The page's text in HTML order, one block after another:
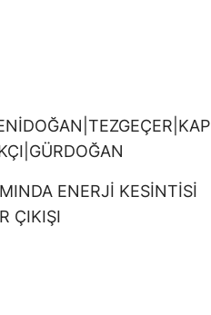
ENERJİ KESİNTİSİ
ÇIKIŞI